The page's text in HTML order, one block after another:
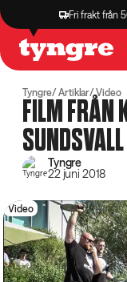
Fri frakt från
Butik Recept
Tyngre Artiklar Video
FILM FRÅN
SUNDSVALL
Tyngre
22 juni 2018
Video